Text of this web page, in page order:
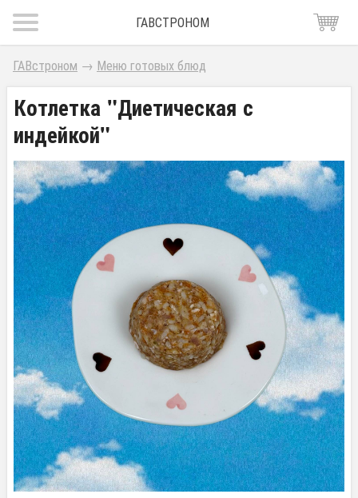
ГАВСТРОНОМ
ГАВстроном → Меню готовых блюд
Котлетка "Диетическая с
индейкой"